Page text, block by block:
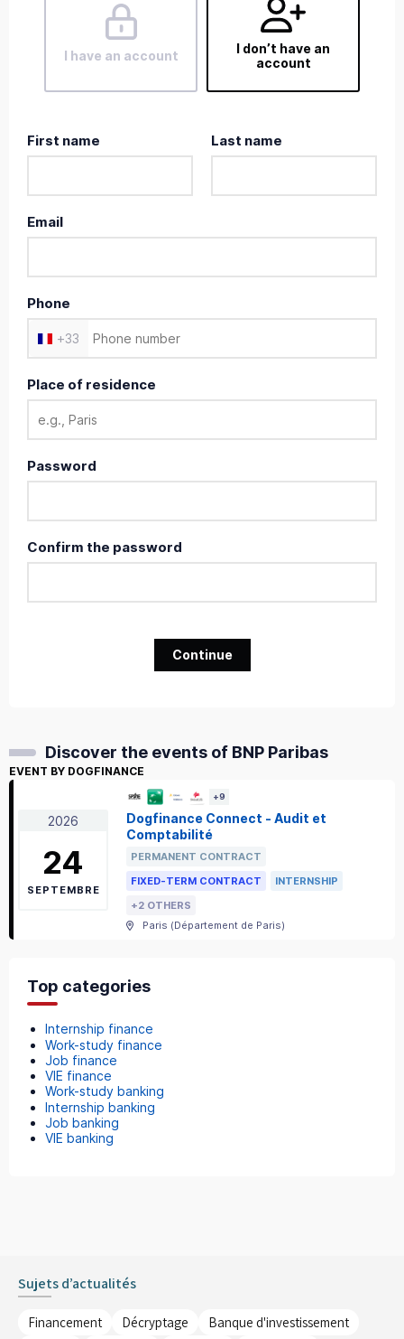
I have an account
I don’t have an
account
First name Last name
Email
Phone
+33
Place of residence
Password
Confirm the password
Continue
Discover the events of BNP Paribas
EVENT BY DOGFINANCE
2026
24
SEPTEMBRE
+9
Dogfinance Connect - Audit et
Comptabilité
PERMANENT CONTRACT
FIXED-TERM CONTRACT
INTERNSHIP
+2 OTHERS
Paris (Département de Paris)
Top categories
Internship finance
Work-study finance
Job finance
VIE finance
Work-study banking
Internship banking
Job banking
VIE banking
Sujets d’actualités
Financement Décryptage
Banque d'investissement